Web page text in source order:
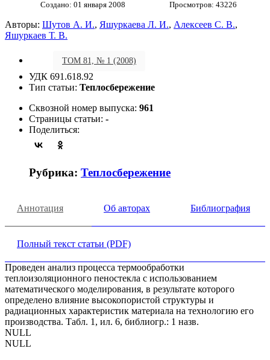
Создано: 01 января 2008 Просмотров: 43226
Авторы: Шутов А. И., Яшуркаева Л. И., Алексеев С. В.,
Яшуркаев Т. В.
ТОМ 81, № 1 (2008)
УДК 691.618.92
Тип статьи: Теплосбережение
Сквозной номер выпуска: 961
Страницы статьи: -
Поделиться:
Рубрика: Теплосбережение
Аннотация Об авторах Библиография
Полный текст статьи (PDF)
Проведен анализ процесса термообработки
теплоизоляционного пеностекла с использованием
математического моделирования, в результате которого
определено влияние высокопористой структуры и
радиационных характеристик материала на технологию его
производства. Табл. 1, ил. 6, библиогр.: 1 назв.
NULL
NULL